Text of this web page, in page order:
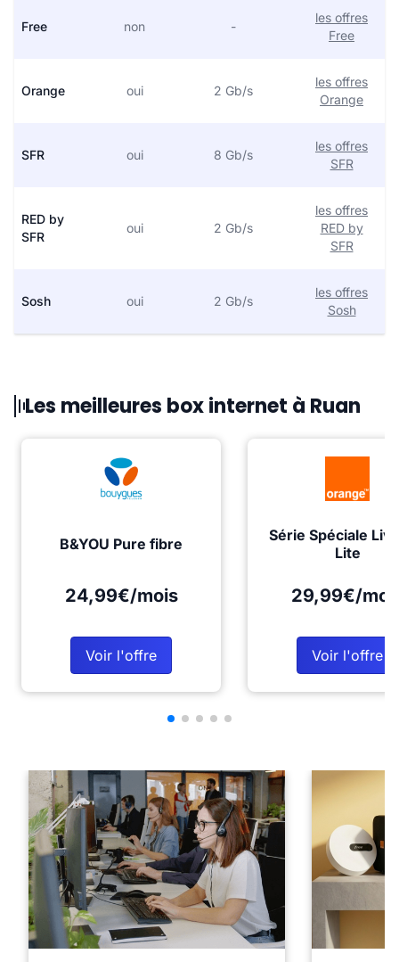
Free non -
les offres
Free
Orange oui 2 Gb/s
les offres
Orange
SFR oui 8 Gb/s
les offres
SFR
RED by
SFR
oui 2 Gb/s
les offres
RED by
SFR
Sosh oui 2 Gb/s
les offres
Sosh
Les meilleures box internet à Ruan
B&YOU Pure fibre
24,99€/mois
Voir l'offre
Série Spéciale
Lite
29,99€/
Voir l'offre